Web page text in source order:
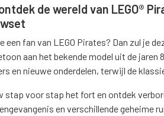
de wereld van LEGO®
een fan van LEGO Pirates? Dan zul je
aan het bekende model uit de
en nieuwe onderdelen, terwijl de
stap voor stap het fort en ontdek
en verschillende geheime